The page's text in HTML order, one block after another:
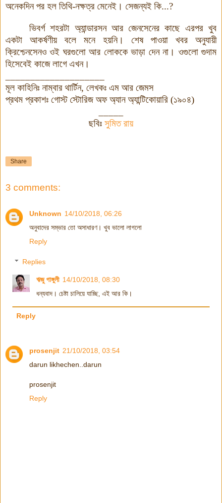
অনেকদিন পর হল তিথি-নক্ষত্র মেনেই। সেজন্যই কি...?
ভিবর্গ শহরটা অ্যান্ডারসন আর জেনসেনের কাছে এরপর খুব
একটা আকর্ষণীয় বলে মনে হয়নি। শেষ পাওয়া খবর অনুযায়ী
ক্রিশ্চেনসেনও ওই ঘরগুলো আর লোককে ভাড়া দেন না। ওগুলো গুদাম
হিসেবেই কাজে লাগে এখন।
মূল কাহিনিঃ নাম্বার থার্টিন, লেখকঃ এম আর জেমস
প্রথম প্রকাশঃ গোস্ট স্টোরিজ অফ অ্যান অ্যান্টিকোয়ারি (১৯০৪)
ছবিঃ সুমিত রায়
Share
3 comments:
Unknown 14/10/2018, 06:26
অনুবাদের সম্ভার তো অসাধারণ। খুব ভালো লাগলো
Reply
Replies
ঋজু গাঙ্গুলী 14/10/2018, 08:30
ধন্যবাদ। চেষ্টা চালিয়ে যাচ্ছি, এই আর কি।
Reply
prosenjit 21/10/2018, 03:54
darun likhechen..darun
prosenjit
Reply